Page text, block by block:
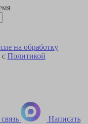
на обработку
с Политикой
Написать